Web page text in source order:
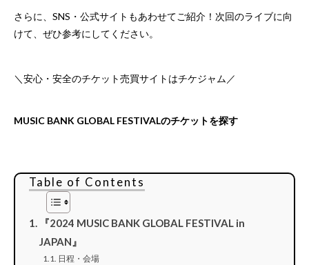
さらに、SNS・公式サイトもあわせてご紹介！次回のライブに向
けて、ぜひ参考にしてください。
＼安心・安全のチケット売買サイトはチケジャム／
MUSIC BANK GLOBAL FESTIVALのチケットを探す
Table of Contents
『2024 MUSIC BANK GLOBAL FESTIVAL in
JAPAN』
日程・会場